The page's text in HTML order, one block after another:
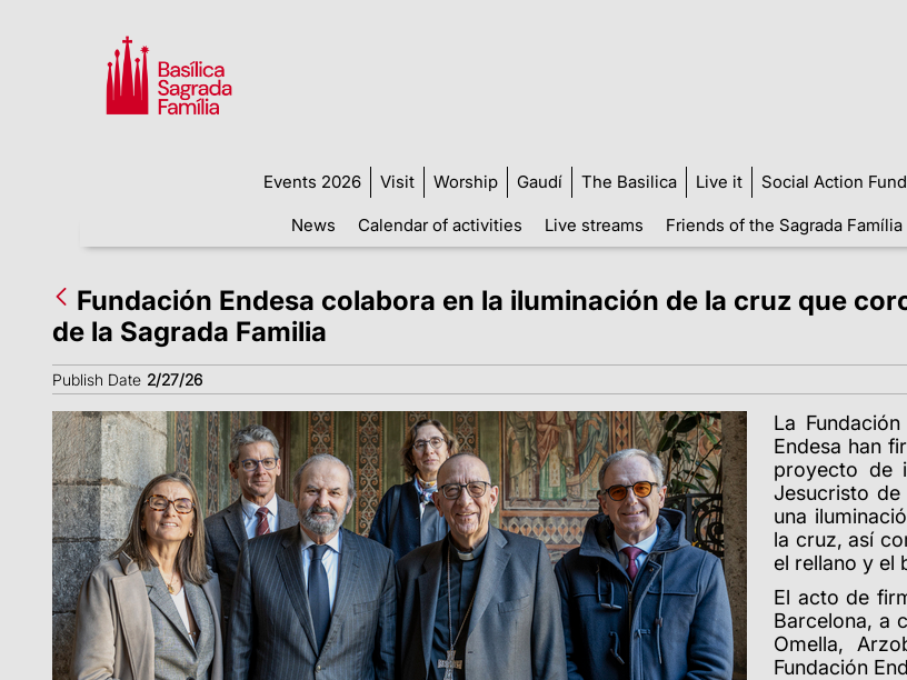
Events 2026 Visit Worship Gaudí The Basilica Live it Social Action Fund
News
Calendar of activities Live streams Friends of the Sagrada Família
Fundación Endesa colabora en la iluminación de la cruz que
de la Sagrada Familia
Publish Date 2/27/26
La
Endesa han
proyecto de
Jesucristo de
una
la cruz, así
el rellano y el
El acto de
Barcelona, ​​a
Omella,
Fundación